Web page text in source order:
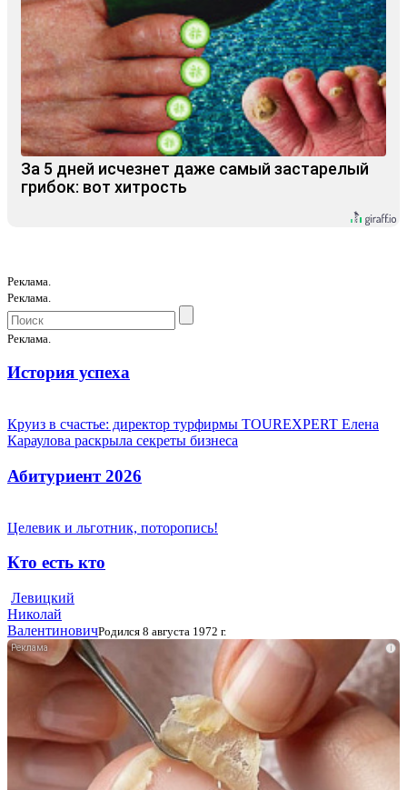
За 5 дней исчезнет даже самый застарелый
грибок: вот хитрость
Реклама.
Реклама.
Реклама.
История успеха
Круиз в счастье: директор турфирмы TOUREXPERT Елена
Караулова раскрыла секреты бизнеса
Абитуриент 2026
Целевик и льготник, поторопись!
Кто есть кто
Левицкий
Николай
ВалентиновичРодился 8 августа 1972 г.
i